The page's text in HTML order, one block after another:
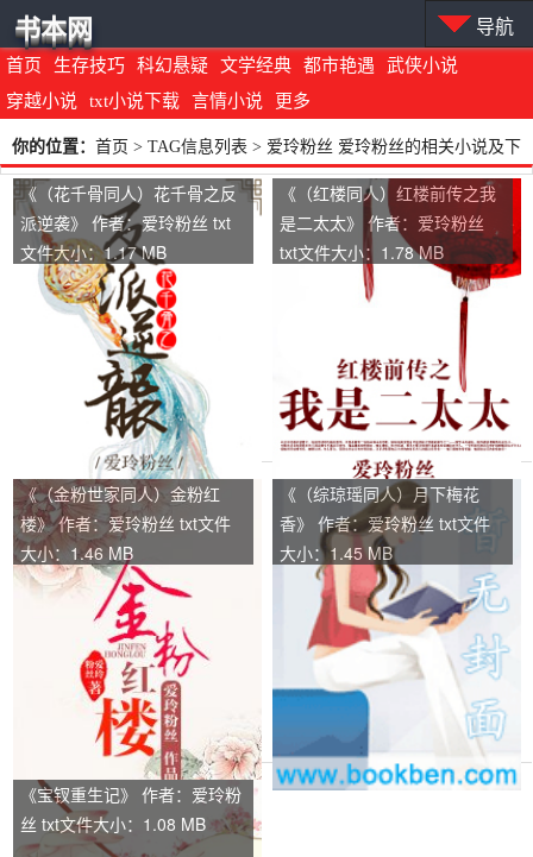
首页 生存技巧 科幻悬疑 文学经典 都市艳遇
武侠小说
穿越小说
txt小说下载 言情小说 更多
书本网 导航
你的位置： 首页 > TAG信息列表 > 爱玲粉丝 爱玲粉丝的相关小说及下
载地址
《（花千骨同人）花千骨之反
派逆袭》 作者：爱玲粉丝 txt
文件大小：1.17 MB
《（红楼同人）红楼前传之我
是二太太》 作者：爱玲粉丝
txt文件大小：1.78 MB
《（金粉世家同人）金粉红
楼》 作者：爱玲粉丝 txt文件
大小：1.46 MB
《（综琼瑶同人）月下梅花
香》 作者：爱玲粉丝 txt文件
大小：1.45 MB
《宝钗重生记》 作者：爱玲粉
丝 txt文件大小：1.08 MB